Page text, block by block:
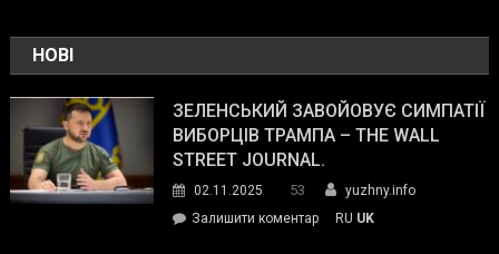
НОВІ
ЗЕЛЕНСЬКИЙ ЗАВОЙОВУЄ СИМПАТІЇ
ВИБОРЦІВ ТРАМПА – THE WALL
STREET JOURNAL.
02.11.2025 53
yuzhny.info
Залишити коментарon
RU UK